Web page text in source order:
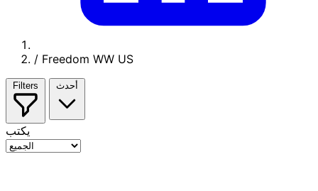
/ Freedom WW US
Filters أحدث
يكتب